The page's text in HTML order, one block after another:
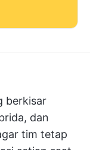
berkisar
dan
tim tetap